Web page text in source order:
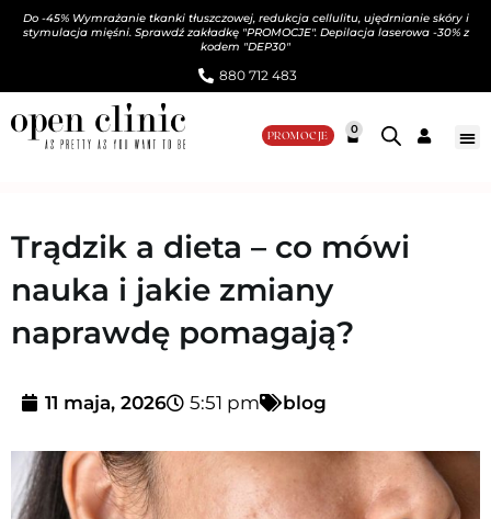
Do -45% Wymrażanie tkanki tłuszczowej, redukcja cellulitu, ujędrnianie skóry i
stymulacja mięśni. Sprawdź zakładkę "PROMOCJE". Depilacja laserowa -30% z
kodem "DEP30"
880 712 483​
PROMOCJE 0
Trądzik a dieta – co mówi
nauka i jakie zmiany
naprawdę pomagają?
11 maja, 2026 5:51 pm blog